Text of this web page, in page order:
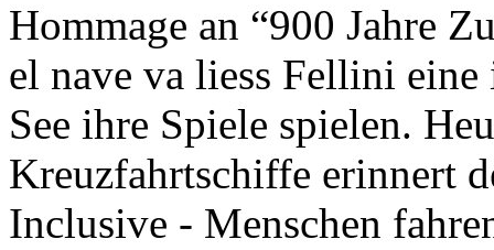
Hommage an “900 Jahre
el nave va liess Fellini
See ihre Spiele spielen.
Kreuzfahrtschiffe erinnert
Inclusive - Menschen